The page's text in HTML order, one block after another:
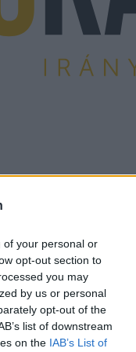
of your personal or
opt-out section to
you may
by us or personal
opt-out of the
list of downstream
on the IAB’s List of